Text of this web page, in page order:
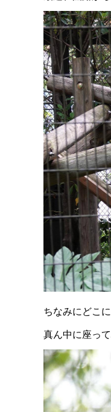
ちなみにどこ
真ん中に座っ